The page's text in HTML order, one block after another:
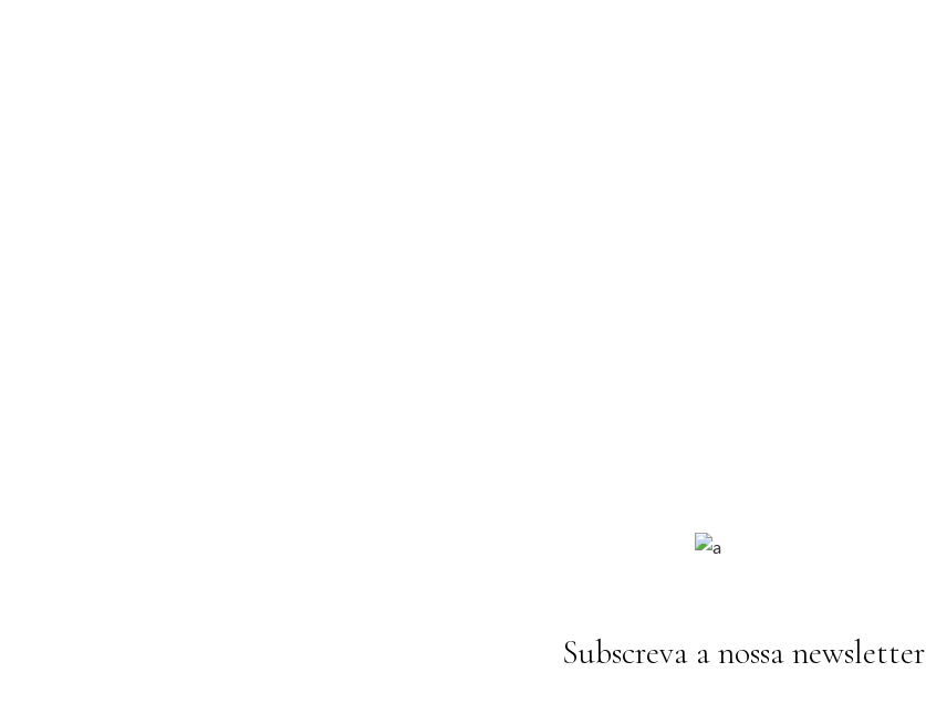
Subscreva a nossa newsletter